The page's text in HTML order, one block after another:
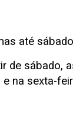
até
de sábado,
na sexta-